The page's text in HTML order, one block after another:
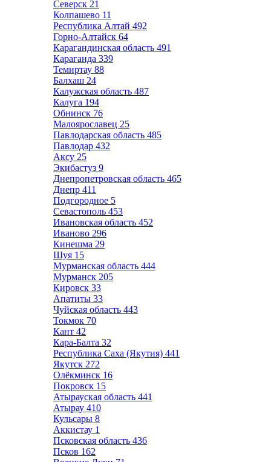
Северск 21
Колпашево 11
Республика Алтай 492
Горно-Алтайск 64
Карагандинская область 491
Караганда 339
Темиртау 88
Балхаш 24
Калужская область 487
Калуга 194
Обнинск 76
Малоярославец 25
Павлодарская область 485
Павлодар 432
Аксу 25
Экибастуз 9
Днепропетровская область 465
Днепр 411
Подгородное 5
Севастополь 453
Ивановская область 452
Иваново 296
Кинешма 29
Шуя 15
Мурманская область 444
Мурманск 205
Кировск 33
Апатиты 33
Чуйская область 443
Токмок 70
Кант 42
Кара-Балта 32
Республика Саха (Якутия) 441
Якутск 272
Олёкминск 16
Покровск 15
Атырауская область 441
Атырау 410
Кульсары 8
Аккистау 1
Псковская область 436
Псков 162